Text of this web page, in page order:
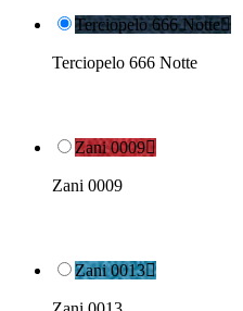
Terciopelo 666 Notte
Terciopelo 666 Notte
Zani 0009
Zani 0009
Zani 0013